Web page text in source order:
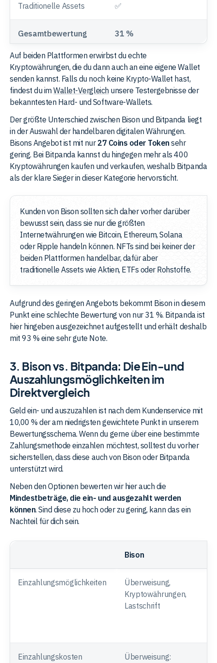
Traditionelle Assets ✅
Gesamtbewertung 31 %
Auf beiden Plattformen erwirbst du echte
Kryptowährungen, die du dann auch an eine eigene Wallet
senden kannst. Falls du noch keine Krypto-Wallet hast,
findest du imWallet-Vergleich unsere Testergebnisse der
bekanntesten Hard- und Software-Wallets.
Der größte Unterschied zwischen Bison und Bitpanda liegt
in der Auswahl der handelbaren digitalen Währungen.
Bisons Angebot ist mit nur 27 Coins oder Tokensehr
gering. Bei Bitpanda kannst du hingegen mehr als 400
Kryptowährungen kaufen und verkaufen, weshalb Bitpanda
als der klare Sieger in dieser Kategorie hervorsticht.
Kunden von Bison sollten sich daher vorher darüber
bewusst sein, dass sie nur die größten
Internetwährungen wie Bitcoin, Ethereum, Solana
oder Ripple handeln können. NFTs sind bei keiner der
beiden Plattformen handelbar, dafür aber
traditionelle Assets wie Aktien, ETFs oder Rohstoffe.
Aufgrund des geringen Angebots bekommt Bison in diesem
Punkt eine schlechte Bewertung von nur 31 %. Bitpanda ist
hier hingeben ausgezeichnet aufgestellt und erhält deshalb
mit 93 % eine sehr gute Note.
3. Bison vs. Bitpanda: Die Ein-und
Auszahlungsmöglichkeiten im
Direktvergleich
Geld ein- und auszuzahlen ist nach dem Kundenservice mit
10,00 % der am niedrigsten gewichtete Punkt in unserem
Bewertungsschema. Wenn du gerne über eine bestimmte
Zahlungsmethode einzahlen möchtest, solltest du vorher
sicherstellen, dass diese auch von Bison oder Bitpanda
unterstützt wird.
Neben den Optionen bewerten wir hier auch die
Mindestbeträge, die ein- und ausgezahlt werden
können. Sind diese zu hoch oder zu gering, kann das ein
Nachteil für dich sein.
Bison
Einzahlungsmöglichkeiten
Überweisung,
Kryptowährungen,
Lastschrift
Einzahlungskosten
Überweisung: